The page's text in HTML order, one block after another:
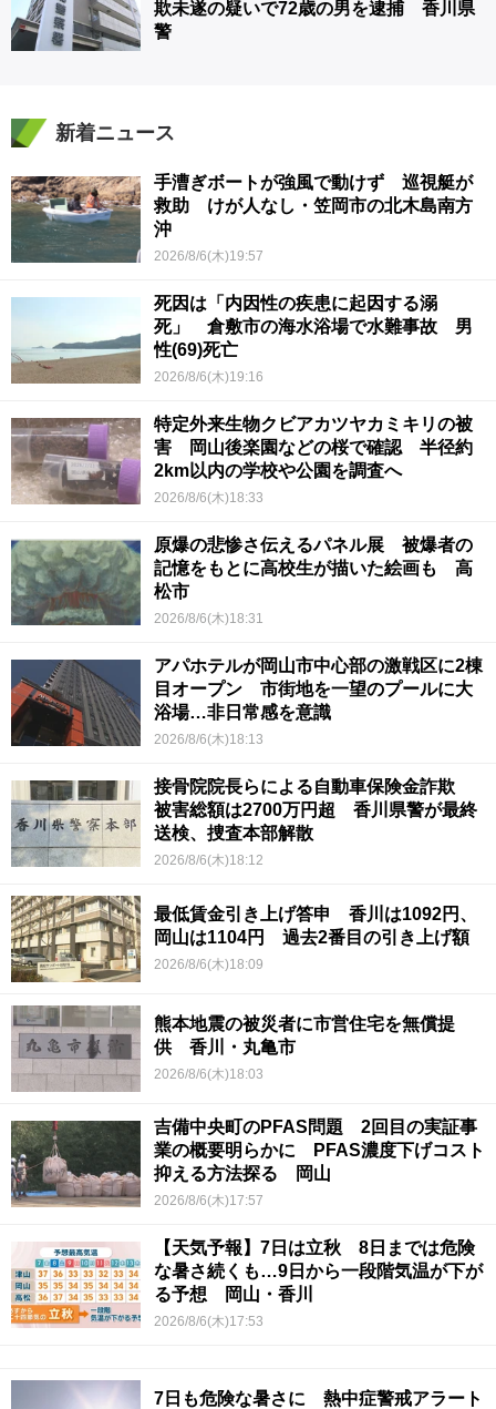
欺未遂の疑いで72歳の男を逮捕 香川県
警
新着ニュース
手漕ぎボートが強風で動けず 巡視艇が
救助 けが人なし・笠岡市の北木島南方
沖
2026/8/6(木)19:57
死因は「内因性の疾患に起因する溺
死」 倉敷市の海水浴場で水難事故 男
性(69)死亡
2026/8/6(木)19:16
特定外来生物クビアカツヤカミキリの被
害 岡山後楽園などの桜で確認 半径約
2km以内の学校や公園を調査へ
2026/8/6(木)18:33
原爆の悲惨さ伝えるパネル展 被爆者の
記憶をもとに高校生が描いた絵画も 高
松市
2026/8/6(木)18:31
アパホテルが岡山市中心部の激戦区に2棟
目オープン 市街地を一望のプールに大
浴場…非日常感を意識
2026/8/6(木)18:13
接骨院院長らによる自動車保険金詐欺
被害総額は2700万円超 香川県警が最終
送検、捜査本部解散
2026/8/6(木)18:12
最低賃金引き上げ答申 香川は1092円、
岡山は1104円 過去2番目の引き上げ額
2026/8/6(木)18:09
熊本地震の被災者に市営住宅を無償提
供 香川・丸亀市
2026/8/6(木)18:03
吉備中央町のPFAS問題 2回目の実証事
業の概要明らかに PFAS濃度下げコスト
抑える方法探る 岡山
2026/8/6(木)17:57
【天気予報】7日は立秋 8日までは危険
な暑さ続くも…9日から一段階気温が下が
る予想 岡山・香川
2026/8/6(木)17:53
7日も危険な暑さに 熱中症警戒アラート